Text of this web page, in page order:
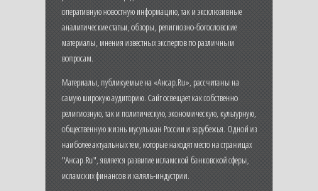
оперативную новостную информацию, так и эксклюзивные
аналитические статьи, обзоры, религиозно-богословские
материалы, мнения известных экспертов по различным
вопросам.
Материалы, публикуемые на «Ансар.Ru», рассчитаны на
самую широкую аудиторию. Сайт освещает как собственно
религиозную, так и политическую, экономическую, культурную,
общественную жизнь мусульман России и зарубежья. Одной из
наиболее актуальных тем, которые находят место на страницах
"Ансар.Ru", является развитие исламской банковской сферы,
исламских финансов и халяль-индустрии.